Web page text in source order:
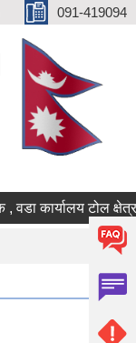
091-419094